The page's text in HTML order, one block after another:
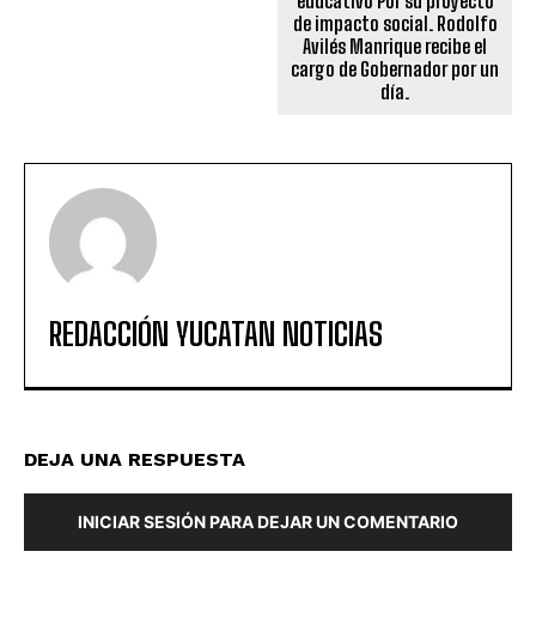
de impacto social. Rodolfo
Avilés Manrique recibe el
cargo de Gobernador por un
día.
REDACCIÓN YUCATAN NOTICIAS
DEJA UNA RESPUESTA
INICIAR SESIÓN PARA DEJAR UN COMENTARIO